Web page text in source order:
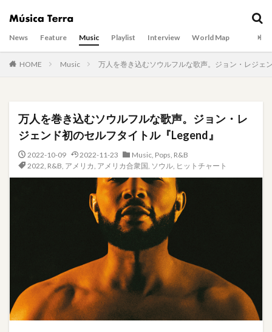
News Feature Music Playlist Interview World Map
HOME Music 万人を巻き込むソウルフルな歌声。ジョン・レジェ
万人を巻き込むソウルフルな歌声。ジョン・レ
ジェンド初のセルフタイトル『Legend』
2022-10-09 2022-11-23 Music, Pops, R&B
2022, R&B, アメリカ, アメリカ合衆国, ソウル, ヒットチャート